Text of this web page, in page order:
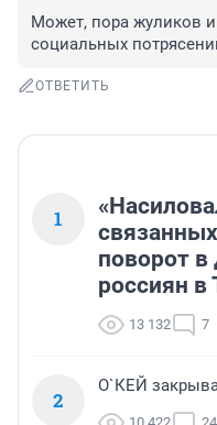
Может, пора жуликов
социальных
ОТВЕТИТЬ
1
поворот в
россиян в
13 132 7
2
О`КЕЙ